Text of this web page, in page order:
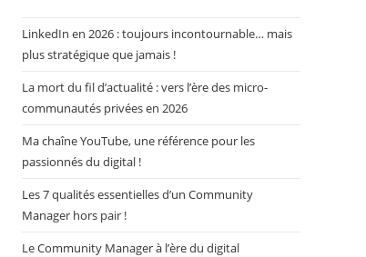
LinkedIn en 2026 : toujours incontournable… mais
plus stratégique que jamais !
La mort du fil d’actualité : vers l’ère des micro-
communautés privées en 2026
Ma chaîne YouTube, une référence pour les
passionnés du digital !
Les 7 qualités essentielles d’un Community
Manager hors pair !
Le Community Manager à l’ère du digital